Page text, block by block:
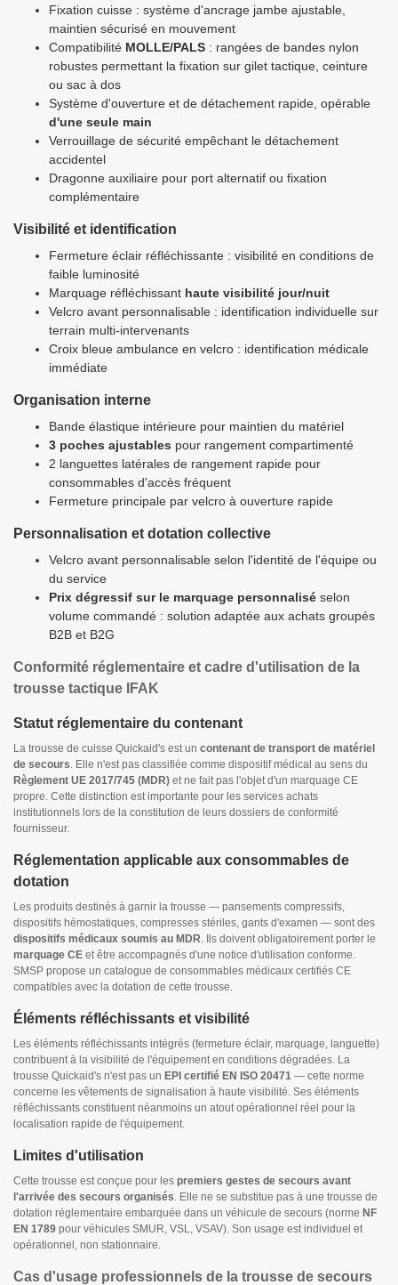
Fixation cuisse : système d'ancrage jambe ajustable,
maintien sécurisé en mouvement
Compatibilité MOLLE/PALS : rangées de bandes nylon
robustes permettant la fixation sur gilet tactique, ceinture
ou sac à dos
Système d'ouverture et de détachement rapide, opérable
d'une seule main
Verrouillage de sécurité empêchant le détachement
accidentel
Dragonne auxiliaire pour port alternatif ou fixation
complémentaire
Visibilité et identification
Fermeture éclair réfléchissante : visibilité en conditions de
faible luminosité
Marquage réfléchissant haute visibilité jour/nuit
Velcro avant personnalisable : identification individuelle sur
terrain multi-intervenants
Croix bleue ambulance en velcro : identification médicale
immédiate
Organisation interne
Bande élastique intérieure pour maintien du matériel
3 poches ajustables pour rangement compartimenté
2 languettes latérales de rangement rapide pour
consommables d'accès fréquent
Fermeture principale par velcro à ouverture rapide
Personnalisation et dotation collective
Velcro avant personnalisable selon l'identité de l'équipe ou
du service
Prix dégressif sur le marquage personnalisé selon
volume commandé : solution adaptée aux achats groupés
B2B et B2G
Conformité réglementaire et cadre d'utilisation de la
trousse tactique IFAK
Statut réglementaire du contenant
La trousse de cuisse Quickaid's est un contenant de transport de matériel
de secours. Elle n'est pas classifiée comme dispositif médical au sens du
Règlement UE 2017/745 (MDR) et ne fait pas l'objet d'un marquage CE
propre. Cette distinction est importante pour les services achats
institutionnels lors de la constitution de leurs dossiers de conformité
fournisseur.
Réglementation applicable aux consommables de
dotation
Les produits destinés à garnir la trousse — pansements compressifs,
dispositifs hémostatiques, compresses stériles, gants d'examen — sont des
dispositifs médicaux soumis au MDR. Ils doivent obligatoirement porter le
marquage CE et être accompagnés d'une notice d'utilisation conforme.
SMSP propose un catalogue de consommables médicaux certifiés CE
compatibles avec la dotation de cette trousse.
Éléments réfléchissants et visibilité
Les éléments réfléchissants intégrés (fermeture éclair, marquage, languette)
contribuent à la visibilité de l'équipement en conditions dégradées. La
trousse Quickaid's n'est pas un EPI certifié EN ISO 20471 — cette norme
concerne les vêtements de signalisation à haute visibilité. Ses éléments
réfléchissants constituent néanmoins un atout opérationnel réel pour la
localisation rapide de l'équipement.
Limites d'utilisation
Cette trousse est conçue pour les premiers gestes de secours avant
l'arrivée des secours organisés. Elle ne se substitue pas à une trousse de
dotation réglementaire embarquée dans un véhicule de secours (norme NF
EN 1789 pour véhicules SMUR, VSL, VSAV). Son usage est individuel et
opérationnel, non stationnaire.
Cas d'usage professionnels de la trousse de secours